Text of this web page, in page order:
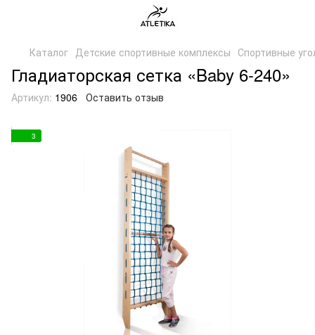
Каталог Детские спортивные комплексы Спортивные
Гладиаторская сетка «Baby 6-240»
Артикул: 1906 Оставить отзыв
3